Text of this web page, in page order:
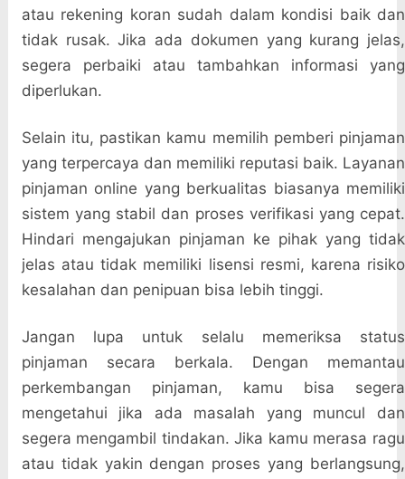
atau rekening koran sudah dalam kondisi baik dan
tidak rusak. Jika ada dokumen yang kurang jelas,
segera perbaiki atau tambahkan informasi yang
diperlukan.
Selain itu, pastikan kamu memilih pemberi pinjaman
yang terpercaya dan memiliki reputasi baik. Layanan
pinjaman online yang berkualitas biasanya memiliki
sistem yang stabil dan proses verifikasi yang cepat.
Hindari mengajukan pinjaman ke pihak yang tidak
jelas atau tidak memiliki lisensi resmi, karena risiko
kesalahan dan penipuan bisa lebih tinggi.
Jangan lupa untuk selalu memeriksa status
pinjaman secara berkala. Dengan memantau
perkembangan pinjaman, kamu bisa segera
mengetahui jika ada masalah yang muncul dan
segera mengambil tindakan. Jika kamu merasa ragu
atau tidak yakin dengan proses yang berlangsung,